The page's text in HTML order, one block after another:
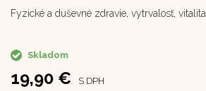
Fyzické a duševné zdravie, vytrvalosť, vitalita
Skladom
19,90 € S DPH